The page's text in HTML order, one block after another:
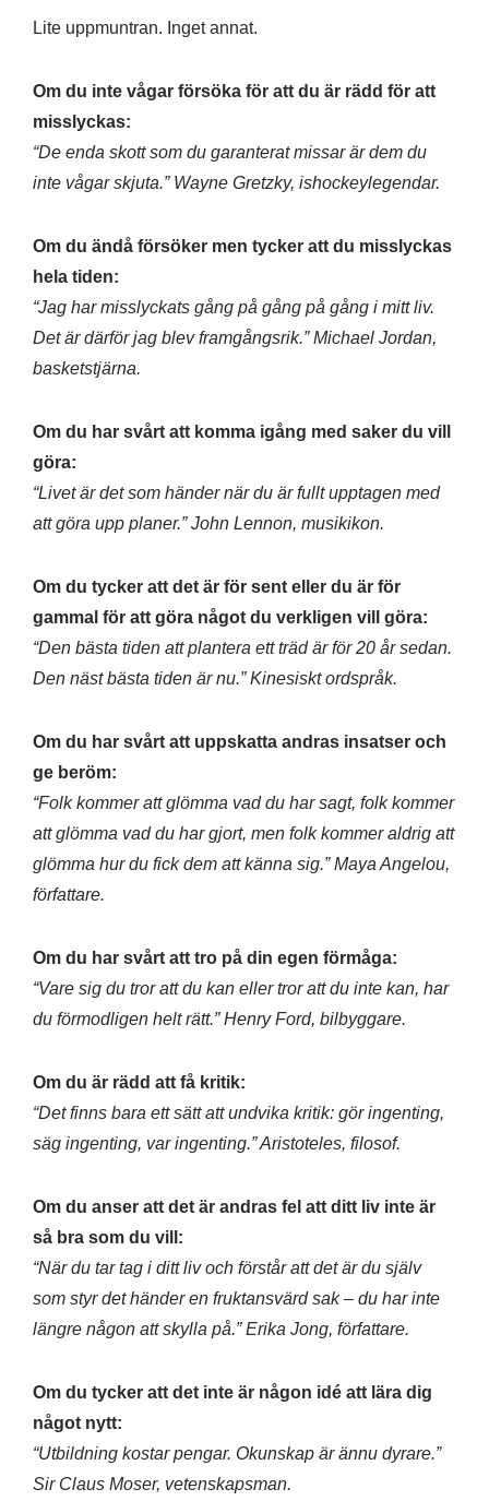
Lite uppmuntran. Inget annat.
Om du inte vågar försöka för att du är rädd för att
misslyckas:
“De enda skott som du garanterat missar är dem du
inte vågar skjuta.” Wayne Gretzky, ishockeylegendar.
Om du ändå försöker men tycker att du misslyckas
hela tiden:
“Jag har misslyckats gång på gång på gång i mitt liv.
Det är därför jag blev framgångsrik.” Michael Jordan,
basketstjärna.
Om du har svårt att komma igång med saker du vill
göra:
“Livet är det som händer när du är fullt upptagen med
att göra upp planer.” John Lennon, musikikon.
Om du tycker att det är för sent eller du är för
gammal för att göra något du verkligen vill göra:
“Den bästa tiden att plantera ett träd är för 20 år sedan.
Den näst bästa tiden är nu.” Kinesiskt ordspråk.
Om du har svårt att uppskatta andras insatser och
ge beröm:
“Folk kommer att glömma vad du har sagt, folk kommer
att glömma vad du har gjort, men folk kommer aldrig att
glömma hur du fick dem att känna sig.” Maya Angelou,
författare.
Om du har svårt att tro på din egen förmåga:
“Vare sig du tror att du kan eller tror att du inte kan, har
du förmodligen helt rätt.” Henry Ford, bilbyggare.
Om du är rädd att få kritik:
“Det finns bara ett sätt att undvika kritik: gör ingenting,
säg ingenting, var ingenting.” Aristoteles, filosof.
Om du anser att det är andras fel att ditt liv inte är
så bra som du vill:
“När du tar tag i ditt liv och förstår att det är du själv
som styr det händer en fruktansvärd sak – du har inte
längre någon att skylla på.” Erika Jong, författare.
Om du tycker att det inte är någon idé att lära dig
något nytt:
“Utbildning kostar pengar. Okunskap är ännu dyrare.”
Sir Claus Moser, vetenskapsman.